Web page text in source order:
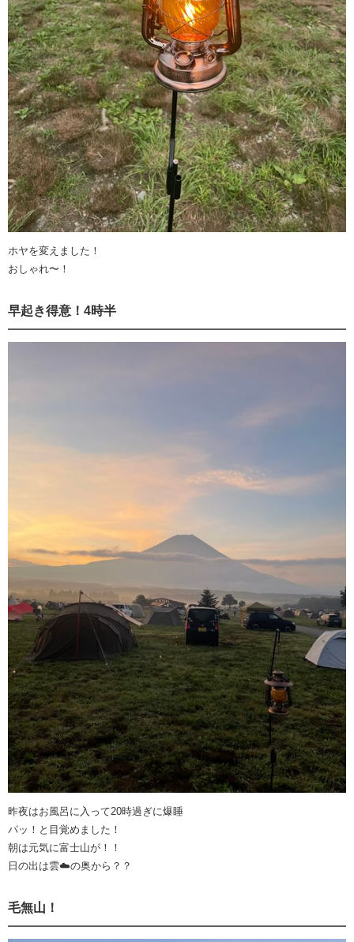
ホヤを変えました！
おしゃれ〜！
早起き得意！4時半
昨夜はお風呂に入って20時過ぎに爆睡
パッ！と目覚めました！
朝は元気に富士山が！！
日の出は雲☁️の奥から？？
毛無山！